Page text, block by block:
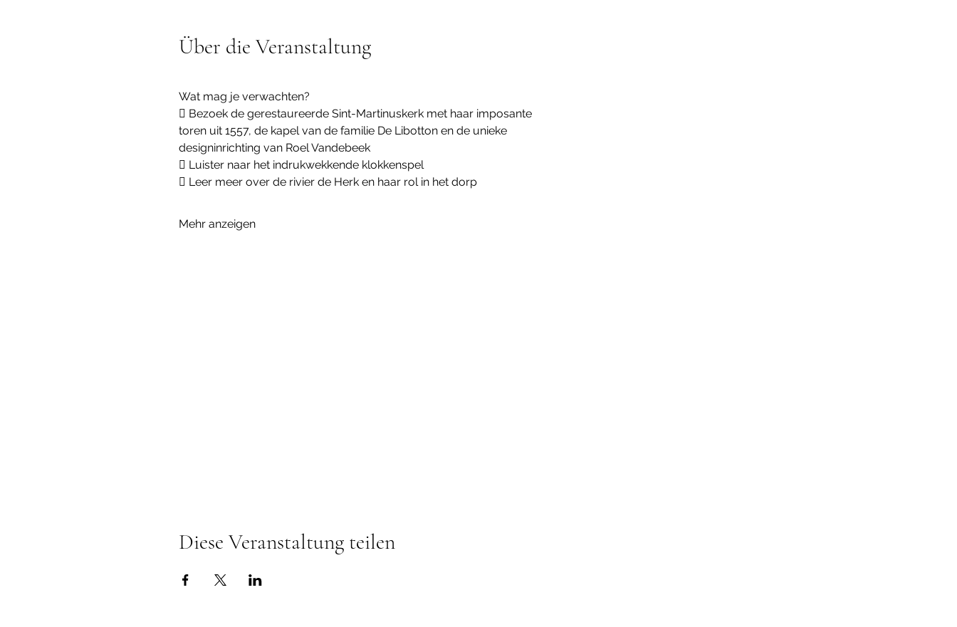
Über die Veranstaltung
Wat mag je verwachten?
 Bezoek de gerestaureerde Sint-Martinuskerk met haar imposante
toren uit 1557, de kapel van de familie De Libotton en de unieke
designinrichting van Roel Vandebeek
 Luister naar het indrukwekkende klokkenspel
 Leer meer over de rivier de Herk en haar rol in het dorp
Mehr anzeigen
Diese Veranstaltung teilen